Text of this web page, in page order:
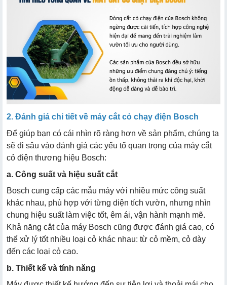
2. Đánh giá chi tiết về máy cắt cỏ chạy điện Bosch
Để giúp bạn có cái nhìn rõ ràng hơn về sản phẩm, chúng ta
sẽ đi sâu vào đánh giá các yếu tố quan trọng của máy cắt
cỏ điện thương hiệu Bosch:
a. Công suất và hiệu suất cắt
Bosch cung cấp các mẫu máy với nhiều mức công suất
khác nhau, phù hợp với từng diện tích vườn, nhưng nhìn
chung hiệu suất làm việc tốt, êm ái, vận hành mạnh mẽ.
Khả năng cắt của máy Bosch cũng được đánh giá cao, có
thể xử lý tốt nhiều loại cỏ khác nhau: từ cỏ mềm, cỏ dày
đến các loại cỏ cao.
b. Thiết kế và tính năng